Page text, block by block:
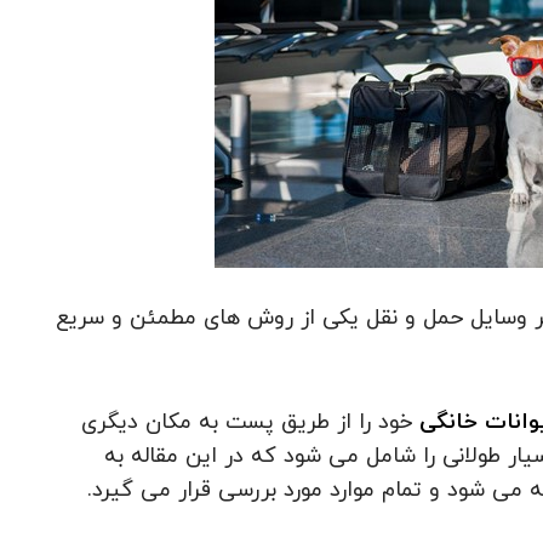
وسایل حمل و نقل یکی از روش های مطمئن و سریع
خانگی خود را از طریق پست به مکان دیگری
طولانی را شامل می شود که در این مقاله به
می شود و تمام موارد مورد بررسی قرار می گیرد.